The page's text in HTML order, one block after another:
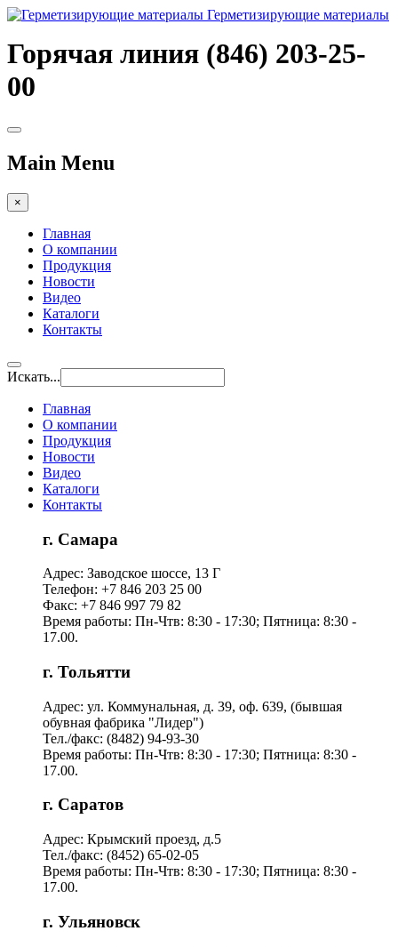
Герметизирующие материалы
Горячая линия (846) 203-25-
00
Main Menu
×
Главная
О компании
Продукция
Новости
Видео
Каталоги
Контакты
Искать...
Главная
О компании
Продукция
Новости
Видео
Каталоги
Контакты
г. Самара
Адрес: Заводское шоссе, 13 Г
Телефон: +7 846 203 25 00
Факс: +7 846 997 79 82
Время работы: Пн-Чтв: 8:30 - 17:30; Пятница: 8:30 -
17.00.
г. Тольятти
Адрес: ул. Коммунальная, д. 39, оф. 639, (бывшая
обувная фабрика "Лидер")
Тел./факс: (8482) 94-93-30
Время работы: Пн-Чтв: 8:30 - 17:30; Пятница: 8:30 -
17.00.
г. Саратов
Адрес: Крымский проезд, д.5
Тел./факс: (8452) 65-02-05
Время работы: Пн-Чтв: 8:30 - 17:30; Пятница: 8:30 -
17.00.
г. Ульяновск